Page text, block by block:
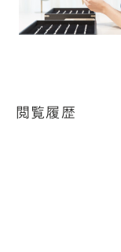
閲覧履歴